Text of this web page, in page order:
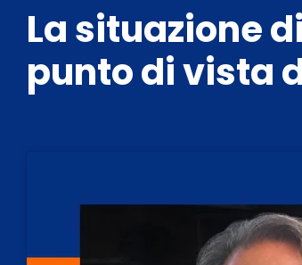
La situazione
punto di vista